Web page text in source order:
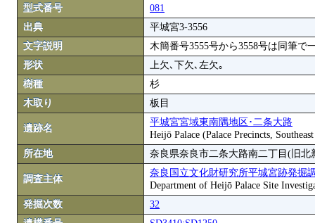
型式番号
081
出典
平城宮3-3556
文字説明
木簡番号3555号から3558号は同筆で
形状
上欠､下欠､左欠｡
樹種
杉
木取り
板目
遺跡名
平城宮宮域東南隅地区･二条大路
Heijō Palace (Palace Precincts,
所在地
奈良県奈良市二条大路南二丁目(旧北
調査主体
奈良国立文化財研究所平城宮跡発掘
Department of Heijō Palace Site
発掘次数
32